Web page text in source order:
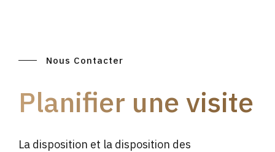
Nous Contacter
Planifier une visite
La disposition et la disposition des